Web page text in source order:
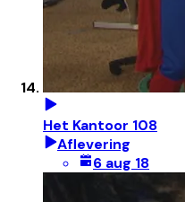
Het Kantoor 108
Aflevering
6 aug 18